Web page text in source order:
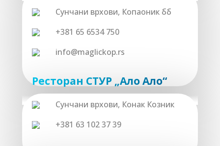
Сунчaни врхoви, Кoпaoник бб
+381 65 6534 750
info@maglickop.rs
Ресторан СТУР „Aлo Aлo“
Сунчaни врхoви, Кoнaк Кoзник
+381 63 102 37 39